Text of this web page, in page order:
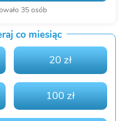
35 osób
co miesiąc
20 zł
100 zł